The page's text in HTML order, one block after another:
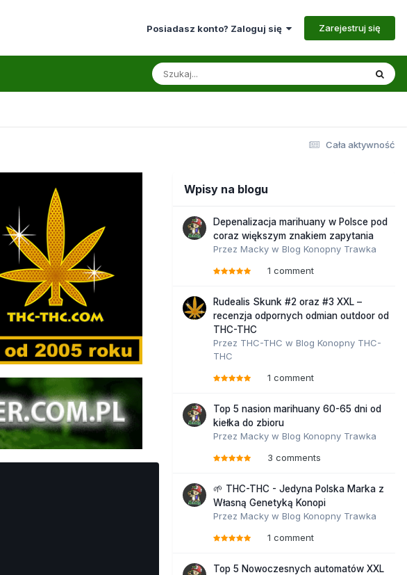
Posiadasz konto? Zaloguj się Zarejestruj się
Cała aktywność
Wpisy na blogu
Depenalizacja marihuany w Polsce pod
coraz większym znakiem zapytania
Przez Macky w Blog Konopny Trawka
1 comment
Rudealis Skunk #2 oraz #3 XXL –
recenzja odpornych odmian outdoor od
THC-THC
Przez THC-THC w Blog Konopny THC-
THC
1 comment
Top 5 nasion marihuany 60-65 dni od
kiełka do zbioru
Przez Macky w Blog Konopny Trawka
3 comments
🌱 THC-THC - Jedyna Polska Marka z
Własną Genetyką Konopi
Przez Macky w Blog Konopny Trawka
1 comment
Top 5 Nowoczesnych automatów XXL